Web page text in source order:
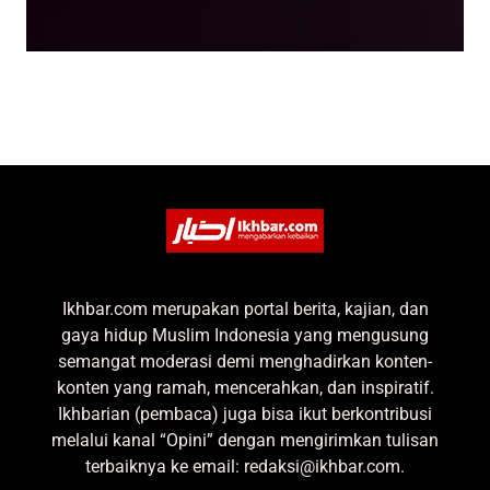
Ikhbar.com merupakan portal berita, kajian, dan
gaya hidup Muslim Indonesia yang mengusung
semangat moderasi demi menghadirkan konten-
konten yang ramah, mencerahkan, dan inspiratif.
Ikhbarian (pembaca) juga bisa ikut berkontribusi
melalui kanal “Opini” dengan mengirimkan tulisan
terbaiknya ke email: redaksi@ikhbar.com.